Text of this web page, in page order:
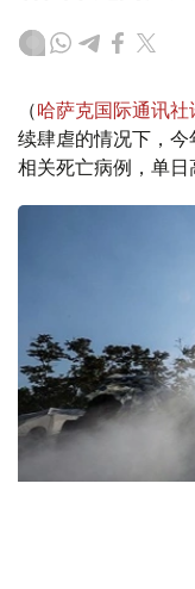
（哈萨克国际通讯社
续肆虐的情况下，
相关死亡病例，单日